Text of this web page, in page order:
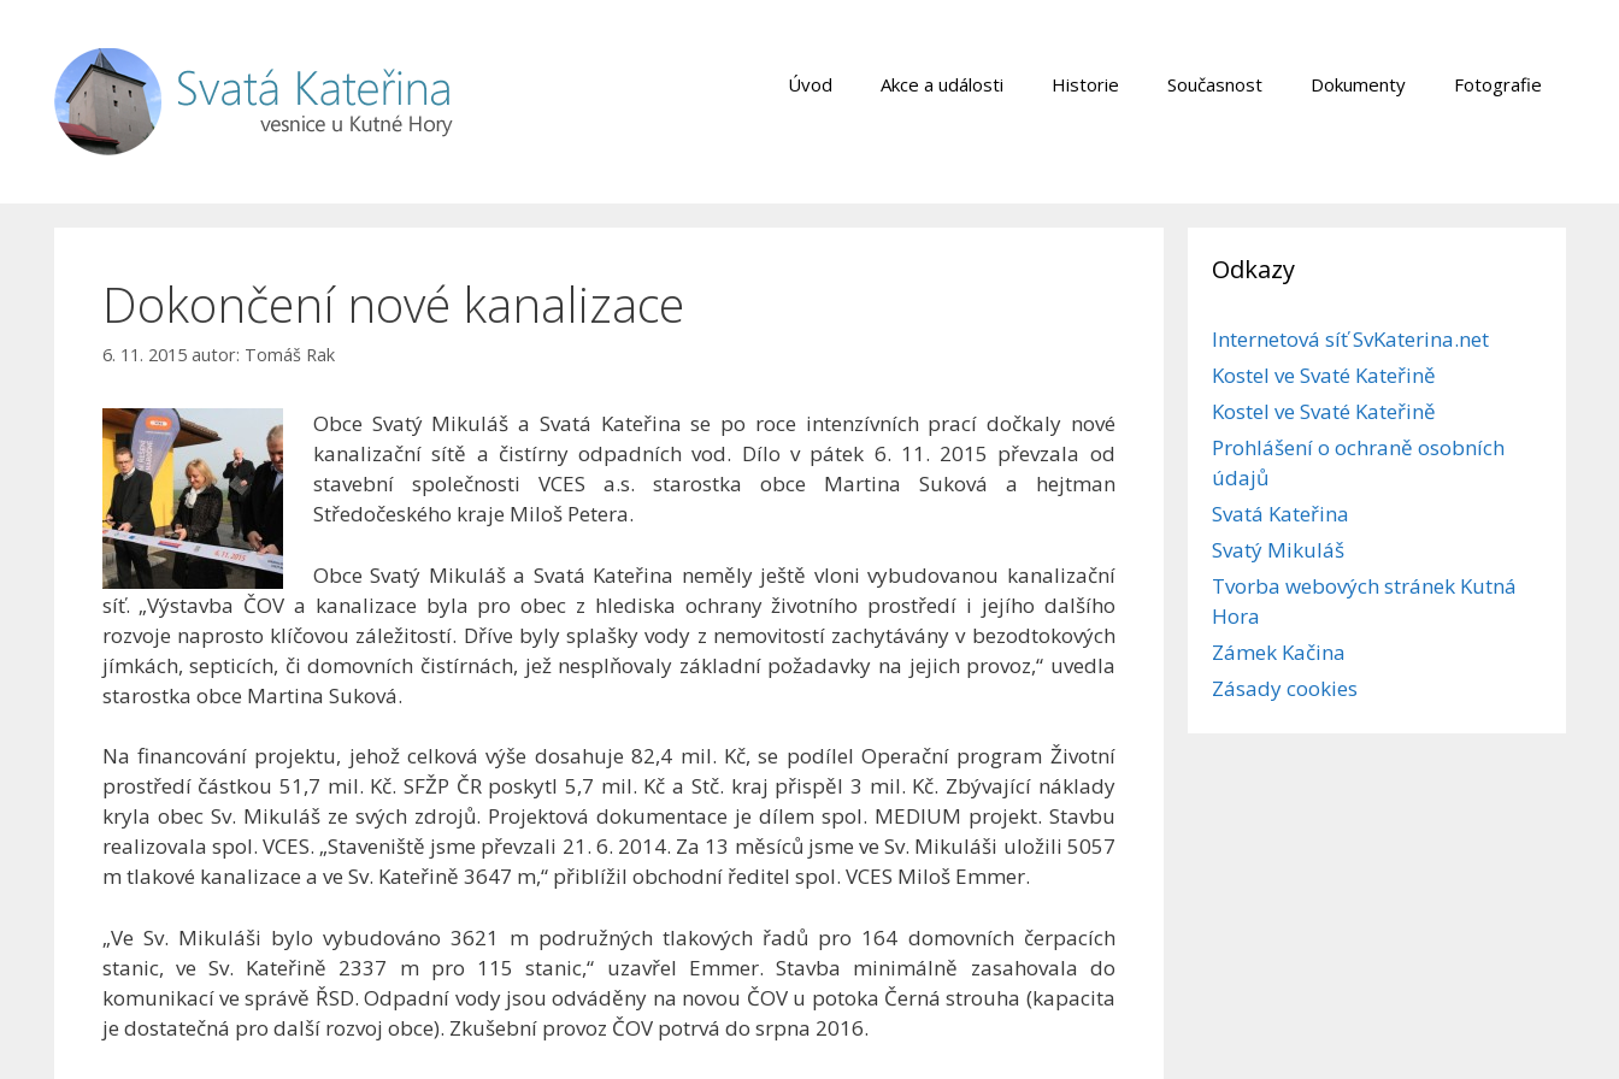
Úvod Akce a události Historie Současnost Dokumenty Fotografie
Dokončení nové kanalizace
6. 11. 2015 autor: Tomáš Rak
Obce Svatý Mikuláš a Svatá Kateřina se po roce intenzívních prací dočkaly nové
kanalizační sítě a čistírny odpadních vod. Dílo v pátek 6. 11. 2015 převzala od
stavební společnosti VCES a.s. starostka obce Martina Suková a hejtman
Středočeského kraje Miloš Petera.
Obce Svatý Mikuláš a Svatá Kateřina neměly ještě vloni vybudovanou kanalizační
síť. „Výstavba ČOV a kanalizace byla pro obec z hlediska ochrany životního prostředí i jejího dalšího
rozvoje naprosto klíčovou záležitostí. Dříve byly splašky vody z nemovitostí zachytávány v bezodtokových
jímkách, septicích, či domovních čistírnách, jež nesplňovaly základní požadavky na jejich provoz,“ uvedla
starostka obce Martina Suková.
Na financování projektu, jehož celková výše dosahuje 82,4 mil. Kč, se podílel Operační program Životní
prostředí částkou 51,7 mil. Kč. SFŽP ČR poskytl 5,7 mil. Kč a Stč. kraj přispěl 3 mil. Kč. Zbývající náklady
kryla obec Sv. Mikuláš ze svých zdrojů. Projektová dokumentace je dílem spol. MEDIUM projekt. Stavbu
realizovala spol. VCES. „Staveniště jsme převzali 21. 6. 2014. Za 13 měsíců jsme ve Sv. Mikuláši uložili 5057
m tlakové kanalizace a ve Sv. Kateřině 3647 m,“ přiblížil obchodní ředitel spol. VCES Miloš Emmer.
„Ve Sv. Mikuláši bylo vybudováno 3621 m podružných tlakových řadů pro 164 domovních čerpacích
stanic, ve Sv. Kateřině 2337 m pro 115 stanic,“ uzavřel Emmer. Stavba minimálně zasahovala do
komunikací ve správě ŘSD. Odpadní vody jsou odváděny na novou ČOV u potoka Černá strouha (kapacita
je dostatečná pro další rozvoj obce). Zkušební provoz ČOV potrvá do srpna 2016.
Odkazy
Internetová síť SvKaterina.net
Kostel ve Svaté Kateřině
Kostel ve Svaté Kateřině
Prohlášení o ochraně osobních
údajů
Svatá Kateřina
Svatý Mikuláš
Tvorba webových stránek Kutná
Hora
Zámek Kačina
Zásady cookies